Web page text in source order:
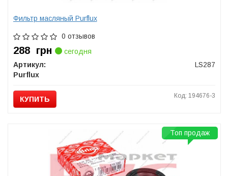
Фильтр масляный Purflux
0 отзывов
288 грн
сегодня
Артикул:
LS287
Purflux
КУПИТЬ Код: 194676-3
Топ продаж